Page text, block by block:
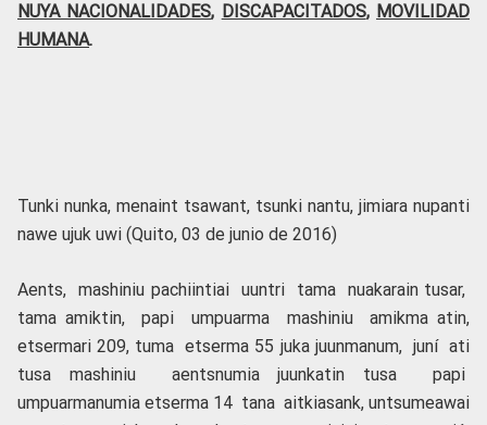
NUYA NACIONALIDADES, DISCAPACITADOS, MOVILIDAD
HUMANA.
Tunki nunka, menaint tsawant, tsunki nantu, jimiara nupanti
nawe ujuk uwi (Quito, 03 de junio de 2016)
Aents, mashiniu pachiintiai uuntri tama nuakarain tusar,
tama amiktin, papi umpuarma mashiniu amikma atin,
etsermari 209, tuma etserma 55 juka juunmanum, juní ati
tusa mashiniu aentsnumia juunkatin tusa papi
umpuarmanumia etserma 14 tana aitkiasank, untsumeawai